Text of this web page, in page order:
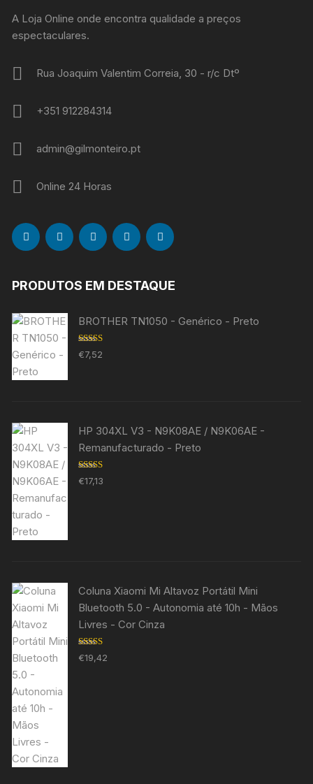
A Loja Online onde encontra qualidade a preços
espectaculares.
Rua Joaquim Valentim Correia, 30 - r/c Dtº
+351 912284314
admin@gilmonteiro.pt
Online 24 Horas
PRODUTOS EM DESTAQUE
BROTHER TN1050 - Genérico - Preto
Avaliação
5.00de 5
€7,52
HP 304XL V3 - N9K08AE / N9K06AE -
Remanufacturado - Preto
Avaliação
5.00 de 5
€17,13
Coluna Xiaomi Mi Altavoz Portátil Mini
Bluetooth 5.0 - Autonomia até 10h - Mãos
Livres - Cor Cinza
Avaliação
5.00de 5
€19,42